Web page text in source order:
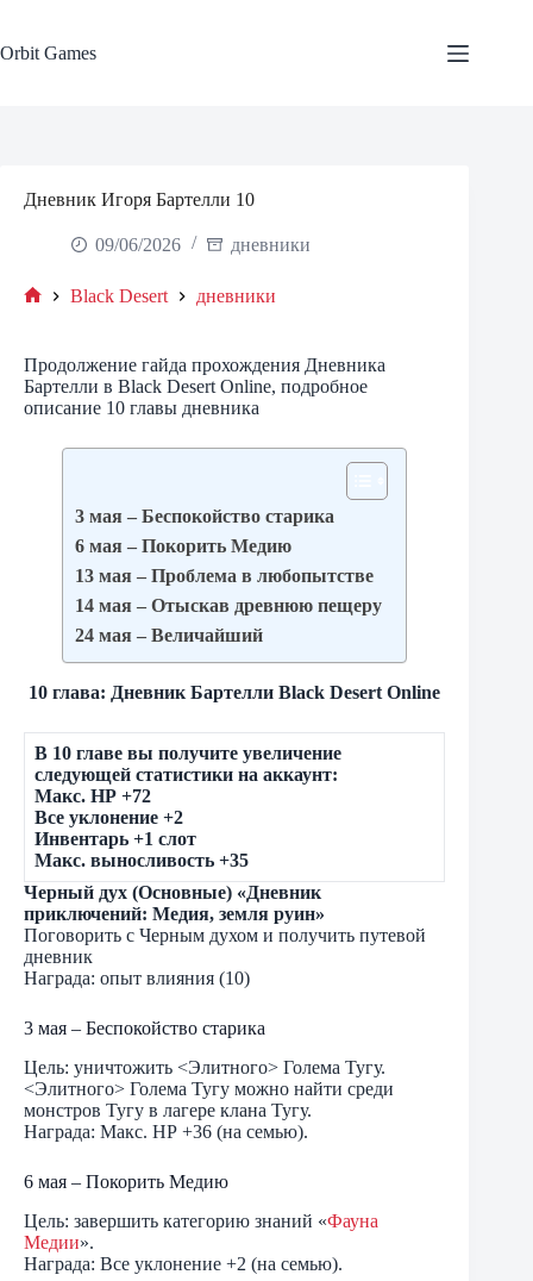
content
Orbit Games
Дневник Игоря Бартелли 10
09/06/2026 дневники
Black Desert дневники
Продолжение гайда прохождения Дневника
Бартелли в Black Desert Online, подробное
описание 10 главы дневника
3 мая – Беспокойство старика
6 мая – Покорить Медию
13 мая – Проблема в любопытстве
14 мая – Отыскав древнюю пещеру
24 мая – Величайший
10 глава: Дневник Бартелли Black Desert Online
В 10 главе вы получите увеличение
следующей статистики на аккаунт:
Макс. НР +72
Все уклонение +2
Инвентарь +1 слот
Макс. выносливость +35
Черный дух (Основные) «Дневник
приключений: Медия, земля руин»
Поговорить с Черным духом и получить путевой
дневник
Награда: опыт влияния (10)
3 мая – Беспокойство старика
Цель: уничтожить <Элитного> Голема Тугу.
<Элитного> Голема Тугу можно найти среди
монстров Тугу в лагере клана Тугу.
Награда: Макс. НР +36 (на семью).
6 мая – Покорить Медию
Цель: завершить категорию знаний «Фауна
Медии».
Награда: Все уклонение +2 (на семью).